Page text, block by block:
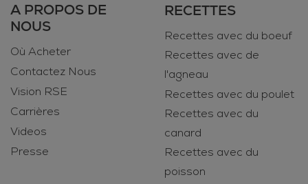
A PROPOS DE
NOUS
Où Acheter
Contactez Nous
Vision RSE
Carrières
Videos
Presse
RECETTES
Recettes avec du boeuf
Recettes avec de
l'agneau
Recettes avec du poulet
Recettes avec du
canard
Recettes avec du
poisson